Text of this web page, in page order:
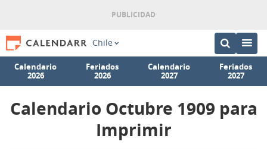
Chile
Calendario
2026
Feriados
2026
Calendario
2027
Feriados
2027
Calendario Octubre 1909 para
Imprimir